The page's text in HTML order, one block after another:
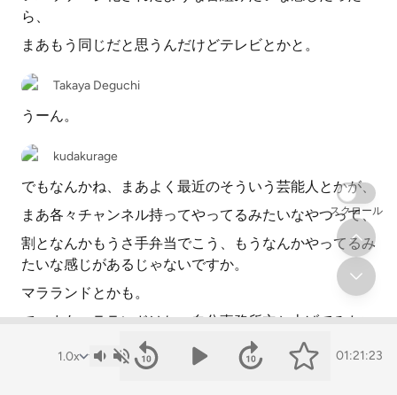
ら、
まあもう同じだと思うんだけどテレビとかと。
Takaya Deguchi
うーん。
kudakurage
でもなんかね、まあよく最近のそういう芸能人とかが、
まあ各々チャンネル持ってやってるみたいなやつって、
割となんかもうさ手弁当でこう、もうなんかやってるみ
たいな感じがあるじゃないですか。
マラランドとかも。
で、まあマラランドはね、自分事務所立ち上げてみたい
なのでやってるから、
よりそういう感じもあるかもしれないけど。
01:21:23
スクロール